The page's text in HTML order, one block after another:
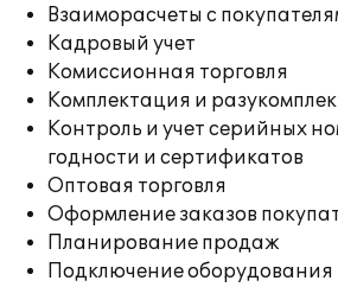
Взаиморасчеты с
Кадровый учет
Комиссионная торговля
Комплектация и
Контроль и учет серийных
годности и сертификатов
Оптовая торговля
Оформление заказов
Планирование продаж
Подключение оборудования